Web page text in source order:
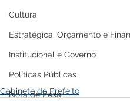
Cultura
Estratégica, Orçamento e
Institucional e Governo
Políticas Públicas
Nota de Pesar
Gabinete do Prefeito